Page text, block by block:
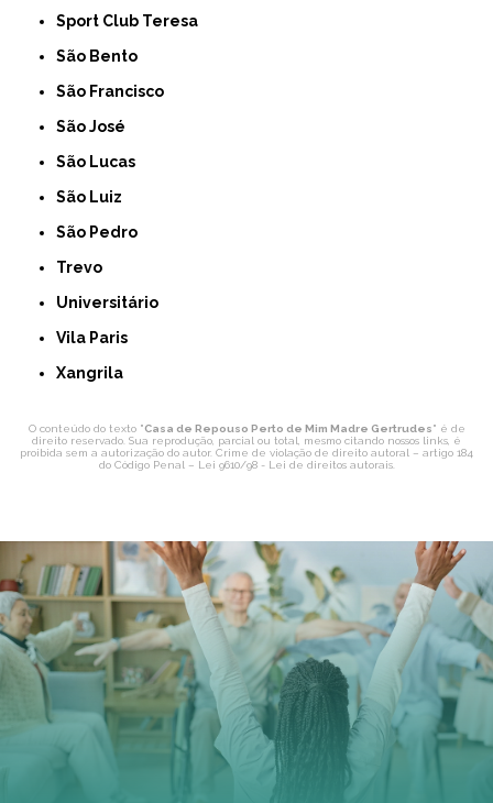
Sport Club Teresa
São Bento
São Francisco
São José
São Lucas
São Luiz
São Pedro
Trevo
Universitário
Vila Paris
Xangrila
O conteúdo do texto "Casa de Repouso Perto de Mim Madre Gertrudes" é de
direito reservado. Sua reprodução, parcial ou total, mesmo citando nossos links, é
proibida sem a autorização do autor. Crime de violação de direito autoral – artigo 184
do Código Penal – Lei 9610/98 - Lei de direitos autorais.